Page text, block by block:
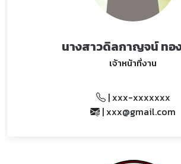
นางสาวดิลกาญจน์ ทอ
เจ้าหน้าที่งาน
| xxx-xxxxxxx
| xxx@gmail.com